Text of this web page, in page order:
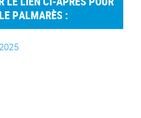
PALMARÈS :